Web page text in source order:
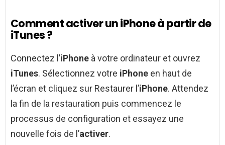
Comment activer un iPhone à partir de
iTunes ?
Connectez l’iPhone à votre ordinateur et ouvrez
iTunes. Sélectionnez votre iPhone en haut de
l’écran et cliquez sur Restaurer l’iPhone. Attendez
la fin de la restauration puis commencez le
processus de configuration et essayez une
nouvelle fois de l’activer.